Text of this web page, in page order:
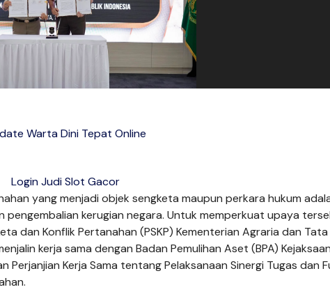
Warta Dini Tepat Online
Login Judi Slot Gacor
yang menjadi objek sengketa maupun perkara hukum
pengembalian kerugian negara. Untuk memperkuat upaya
dan Konflik Pertanahan (PSKP) Kementerian Agraria dan Tata
kerja sama dengan Badan Pemulihan Aset (BPA)
Perjanjian Kerja Sama tentang Pelaksanaan Sinergi Tugas dan